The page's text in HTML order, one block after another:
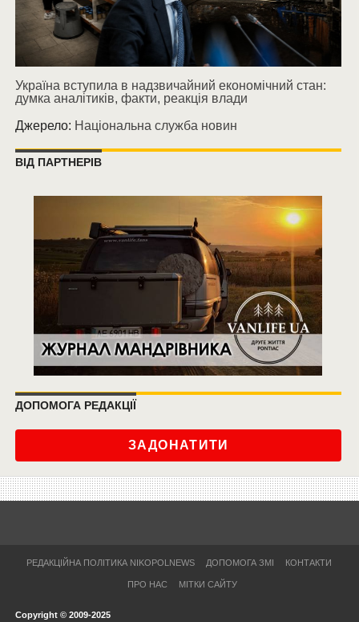
Україна вступила в надзвичайний економічний стан:
думка аналітиків, факти, реакція влади
Джерело: Національна служба новин
ВІД ПАРТНЕРІВ
ДОПОМОГА РЕДАКЦІЇ
ЗАДОНАТИТИ
РЕДАКЦІЙНА ПОЛІТИКА NIKOPOLNEWS ДОПОМОГА ЗМІ КОНТАКТИ
ПРО НАС МІТКИ САЙТУ
Copyright © 2009-2025